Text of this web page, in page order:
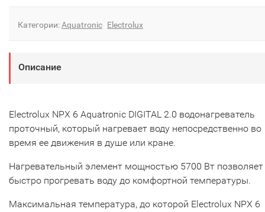
Категории:Aquatronic Electrolux
Описание
Electrolux NPX 6 Aquatronic DIGITAL 2.0 водонагреватель
проточный, который нагревает воду непосредственно во
время ее движения в душе или кране.
Нагревательный элемент мощностью 5700 Вт позволяет
быстро прогревать воду до комфортной температуры.
Максимальная температура, до которой Electrolux NPX 6